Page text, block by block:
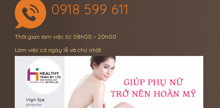
0918 599 611
Thời gian làm việc từ: 08h00 – 20h00
Làm việc cả ngày lễ và chủ nhật